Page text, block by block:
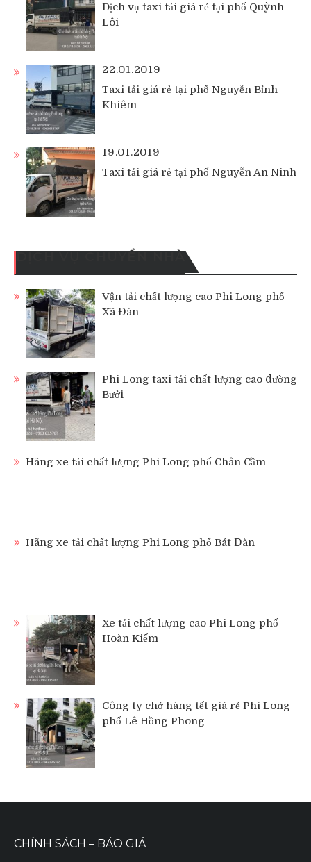
Dịch vụ taxi tải giá rẻ tại phố Quỳnh
Lôi
22.01.2019
Taxi tải giá rẻ tại phố Nguyễn Bỉnh
Khiêm
19.01.2019
Taxi tải giá rẻ tại phố Nguyễn An Ninh
DỊCH VỤ CHUYỂN NHÀ
Vận tải chất lượng cao Phi Long phố
Xã Đàn
Phi Long taxi tải chất lượng cao đường
Bưởi
Hãng xe tải chất lượng Phi Long phố Chân Cầm
Hãng xe tải chất lượng Phi Long phố Bát Đàn
Xe tải chất lượng cao Phi Long phố
Hoàn Kiếm
Công ty chở hàng tết giá rẻ Phi Long
phố Lê Hồng Phong
CHÍNH SÁCH – BÁO GIÁ